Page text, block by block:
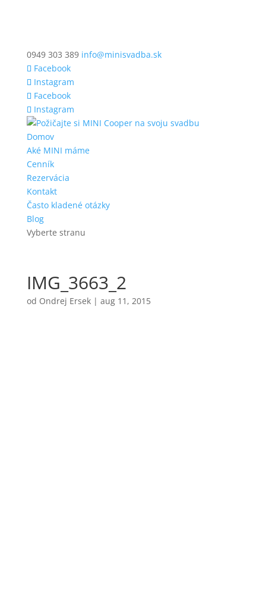
0949 303 389 info@minisvadba.sk
Facebook
Instagram
Facebook
Instagram
Domov
Aké MINI máme
Cenník
Rezervácia
Kontakt
Často kladené otázky
Blog
Vyberte stranu
IMG_3663_2
od Ondrej Ersek| aug 11, 2015